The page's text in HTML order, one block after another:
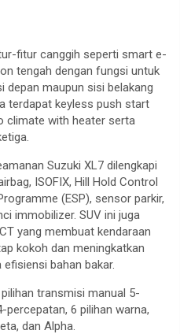
fitur canggih seperti smart e-
tengah dengan fungsi untuk
depan maupun sisi belakang
terdapat keyless push start
climate with heater serta
Suzuki XL7 dilengkapi
ISOFIX, Hill Hold Control
(ESP), sensor parkir,
immobilizer. SUV ini juga
yang membuat kendaraan
kokoh dan meningkatkan
bahan bakar.
transmisi manual 5-
6 pilihan warna,
dan Alpha.